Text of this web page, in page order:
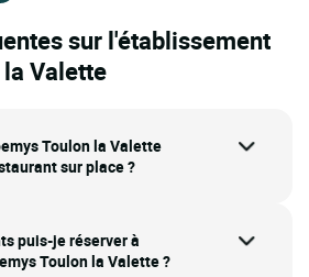
sur l'établissement
Valette
Toulon la Valette
sur place ?
puis-je réserver à
Toulon la Valette ?